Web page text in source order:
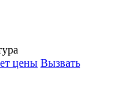
цены Вызвать